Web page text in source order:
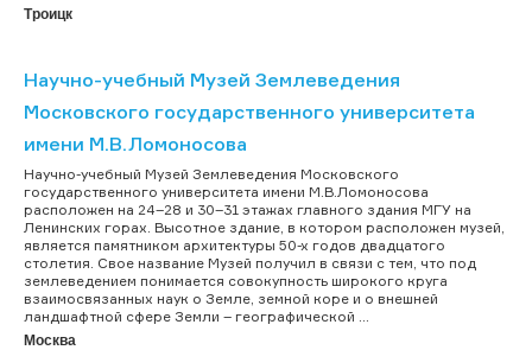
Троицк
Научно-учебный Музей Землеведения
Московского государственного университета
имени М.В.Ломоносова
Научно-учебный Музей Землеведения Московского
государственного университета имени М.В.Ломоносова
расположен на 24–28 и 30–31 этажах главного здания МГУ на
Ленинских горах. Высотное здание, в котором расположен музей,
является памятником архитектуры 50-х годов двадцатого
столетия. Свое название Музей получил в связи с тем, что под
землеведением понимается совокупность широкого круга
взаимосвязанных наук о Земле, земной коре и о внешней
ландшафтной сфере Земли – географической ...
Москва